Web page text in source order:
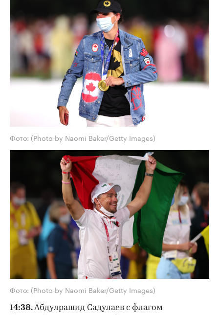
Фото: (Photo by Naomi Baker/Getty Images)
Фото: (Photo by Naomi Baker/Getty Images)
14:38.Абдулрашид Садулаев с флагом